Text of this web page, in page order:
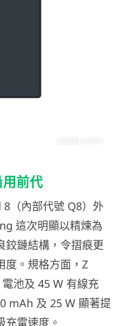
前代
（內部代號 Q8）外
這次明顯以精煉為
鉸鏈結構，令摺痕更
度。規格方面，Z
池及 45 W 有線充
mAh 及 25 W 顯著提
電速度。